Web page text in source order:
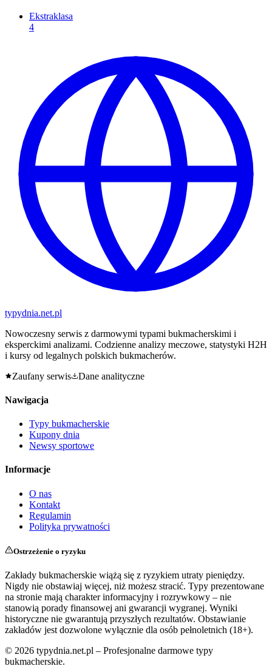
Ekstraklasa
4
typydnia.net.pl
Nowoczesny serwis z darmowymi typami bukmacherskimi i
eksperckimi analizami. Codzienne analizy meczowe, statystyki H2H
i kursy od legalnych polskich bukmacherów.
Zaufany serwis
Dane analityczne
Nawigacja
Typy bukmacherskie
Kupony dnia
Newsy sportowe
Informacje
O nas
Kontakt
Regulamin
Polityka prywatności
Ostrzeżenie o ryzyku
Zakłady bukmacherskie wiążą się z ryzykiem utraty pieniędzy.
Nigdy nie obstawiaj więcej, niż możesz stracić. Typy prezentowane
na stronie mają charakter informacyjny i rozrywkowy – nie
stanowią porady finansowej ani gwarancji wygranej. Wyniki
historyczne nie gwarantują przyszłych rezultatów. Obstawianie
zakładów jest dozwolone wyłącznie dla osób pełnoletnich (18+).
© 2026 typydnia.net.pl – Profesjonalne darmowe typy
bukmacherskie.